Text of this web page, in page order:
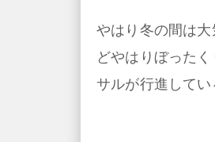
やはり冬の間は
どやはりぼった
サルが行進してい